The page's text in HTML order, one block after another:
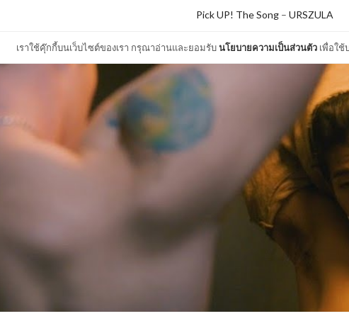
เราใช้คุ๊กกี้บนเว็บไซต์ของเรา กรุณาอ่านและยอมรับนโยบายความเป็นส่วนตัว เพื่อใช้
Pick UP! The Song – URSZULA